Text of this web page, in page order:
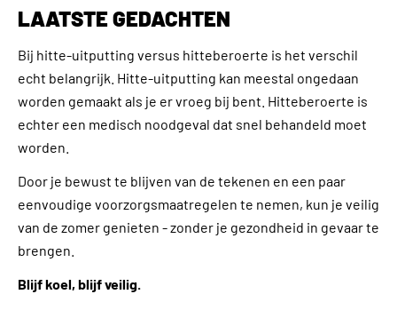
LAATSTE GEDACHTEN
Bij hitte-uitputting versus hitteberoerte is het verschil
echt belangrijk. Hitte-uitputting kan meestal ongedaan
worden gemaakt als je er vroeg bij bent. Hitteberoerte is
echter een medisch noodgeval dat snel behandeld moet
worden.
Door je bewust te blijven van de tekenen en een paar
eenvoudige voorzorgsmaatregelen te nemen, kun je veilig
van de zomer genieten - zonder je gezondheid in gevaar te
brengen.
Blijf koel, blijf veilig.